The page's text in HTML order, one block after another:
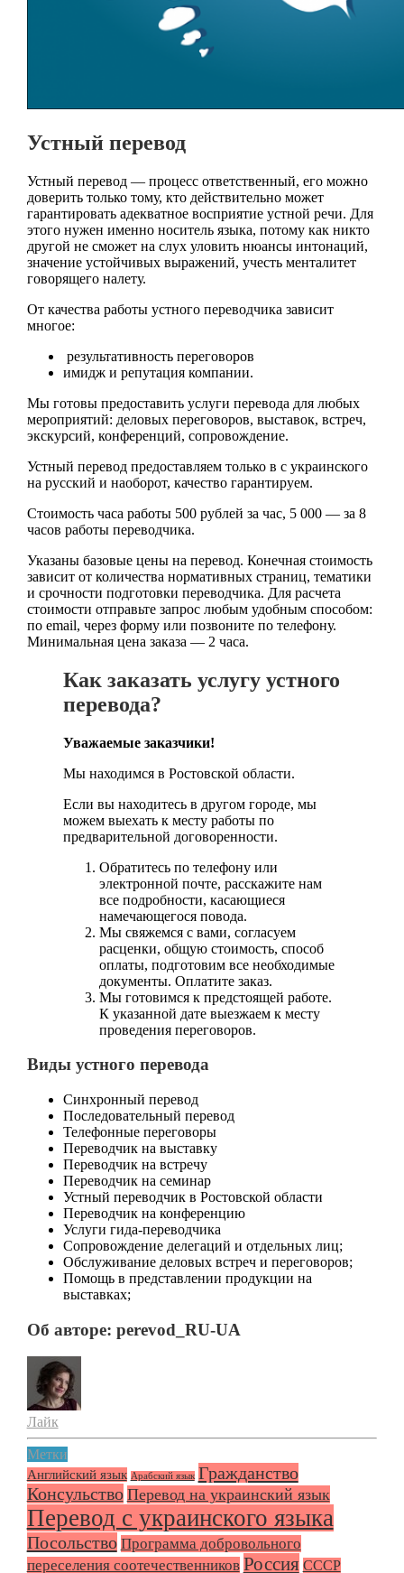
Устный перевод
Устный перевод — процесс ответственный, его можно
доверить только тому, кто действительно может
гарантировать адекватное восприятие устной речи. Для
этого нужен именно носитель языка, потому как никто
другой не сможет на слух уловить нюансы интонаций,
значение устойчивых выражений, учесть менталитет
говорящего налету.
От качества работы устного переводчика зависит
многое:
результативность переговоров
имидж и репутация компании.
Мы готовы предоставить услуги перевода для любых
мероприятий: деловых переговоров, выставок, встреч,
экскурсий, конференций, сопровождение.
Устный перевод предоставляем только в с украинского
на русский и наоборот, качество гарантируем.
Стоимость часа работы 500 рублей за час, 5 000 — за 8
часов работы переводчика.
Указаны базовые цены на перевод. Конечная стоимость
зависит от количества нормативных страниц, тематики
и срочности подготовки переводчика. Для расчета
стоимости отправьте запрос любым удобным способом:
по email, через форму или позвоните по телефону.
Минимальная цена заказа — 2 часа.
Как заказать услугу устного
перевода?
Уважаемые заказчики!
Мы находимся в Ростовской области.
Если вы находитесь в другом городе, мы
можем выехать к месту работы по
предварительной договоренности.
Обратитесь по телефону или
электронной почте, расскажите нам
все подробности, касающиеся
намечающегося повода.
Мы свяжемся с вами, согласуем
расценки, общую стоимость, способ
оплаты, подготовим все необходимые
документы. Оплатите заказ.
Мы готовимся к предстоящей работе.
К указанной дате выезжаем к месту
проведения переговоров.
Виды устного перевода
Синхронный перевод
Последовательный перевод
Телефонные переговоры
Переводчик на выставку
Переводчик на встречу
Переводчик на семинар
Устный переводчик в Ростовской области
Переводчик на конференцию
Услуги гида-переводчика
Сопровождение делегаций и отдельных лиц;
Обслуживание деловых встреч и переговоров;
Помощь в представлении продукции на
выставках;
Об авторе: perevod_RU-UA
Лайк
Метки
Английский язык Арабский язык Гражданство
Консульство Перевод на украинский язык
Перевод с украинского языка
Посольство Программа добровольного
переселения соотечественников Россия СССР